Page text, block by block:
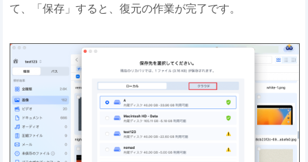
て、「保存」すると、復元の作業が完了です。